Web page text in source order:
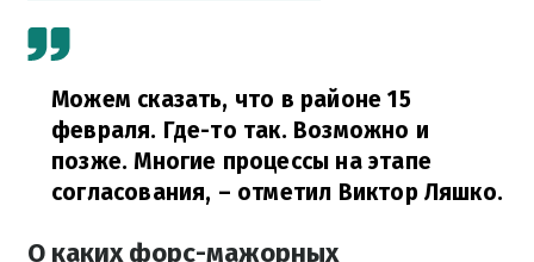
Можем сказать, что в районе 15
февраля. Где-то так. Возможно и
позже. Многие процессы на этапе
согласования, – отметил Виктор Ляшко.
О каких форс-мажорных